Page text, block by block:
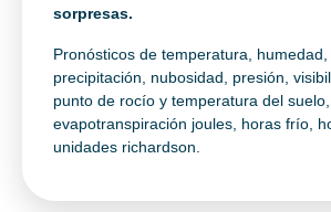
sorpresas.
Pronósticos de temperatura, humedad,
precipitación, nubosidad, presión,
punto de rocío y temperatura del
evapotranspiración joules, horas frío,
unidades richardson.